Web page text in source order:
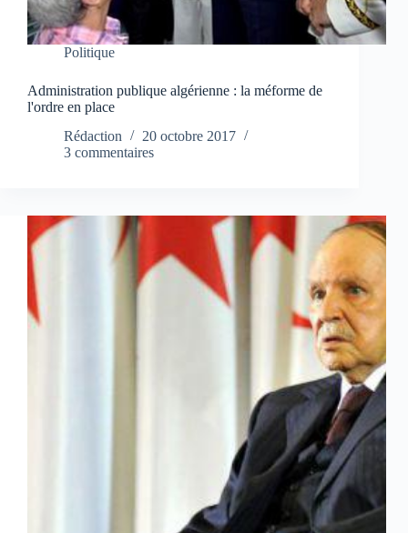
Politique
Administration publique algérienne : la méforme de
l'ordre en place
Rédaction
20 octobre 2017
3 commentaires